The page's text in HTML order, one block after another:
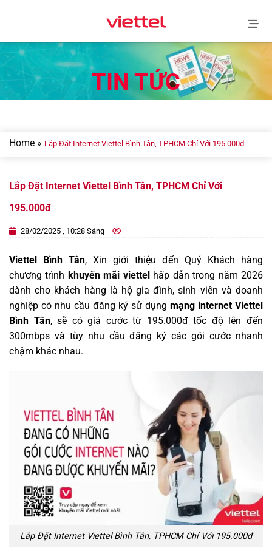
TIN TỨC
Home » Lắp Đặt Internet Viettel Bình Tân, TPHCM Chỉ Với 195.000đ
Lắp Đặt Internet Viettel Bình Tân, TPHCM Chỉ Với
195.000đ
28/02/2025 , 10:28 Sáng
Viettel Bình Tân, Xin giới thiệu đến Quý Khách hàng
chương trình khuyến mãi viettelhấp dẫn trong năm 2026
dành cho khách hàng là hộ gia đình, sinh viên và doanh
nghiệp có nhu cầu đăng ký sử dụng mạng internet Viettel
Bình Tân, sẽ có giá cước từ 195.000đ tốc độ lên đến
300mbps và tùy nhu cầu đăng ký các gói cước nhanh
chậm khác nhau.
Lắp Đặt Internet Viettel Bình Tân, TPHCM Chỉ Với 195.000đ